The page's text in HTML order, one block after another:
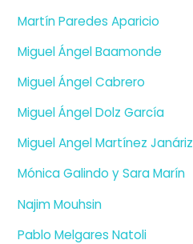
Martín Paredes Aparicio
Miguel Ángel Baamonde
Miguel Ángel Cabrero
Miguel Ángel Dolz García
Miguel Angel Martínez Janáriz
Mónica Galindo y Sara Marín
Najim Mouhsin
Pablo Melgares Natoli